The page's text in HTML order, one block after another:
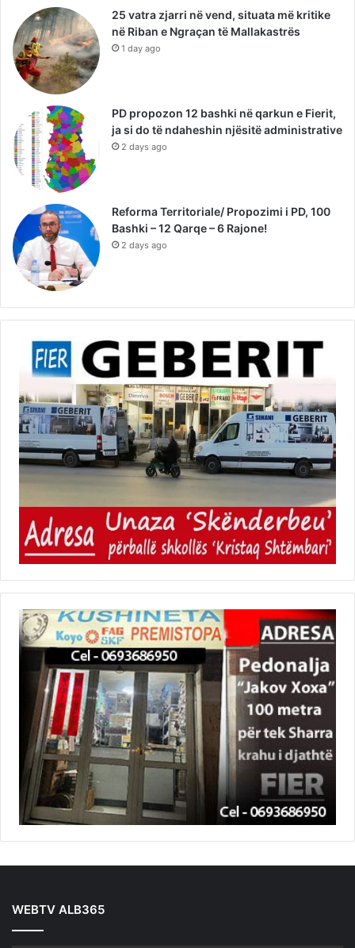
25 vatra zjarri në vend, situata më kritike
në Riban e Ngraçan të Mallakastrës
1 day ago
PD propozon 12 bashki në qarkun e Fierit,
ja si do të ndaheshin njësitë administrative
2 days ago
Reforma Territoriale/ Propozimi i PD, 100
Bashki – 12 Qarqe – 6 Rajone!
2 days ago
WEBTV ALB365